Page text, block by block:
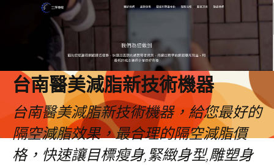
台南醫美減脂新技術機器
台南醫美減脂新技術機器，給您最好的
隔空減脂效果，最合理的隔空減脂價
格，快速讓目標瘦身,緊緻身型,雕塑身